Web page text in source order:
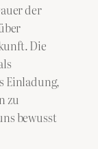
der
Die
Einladung,
zu
bewusst